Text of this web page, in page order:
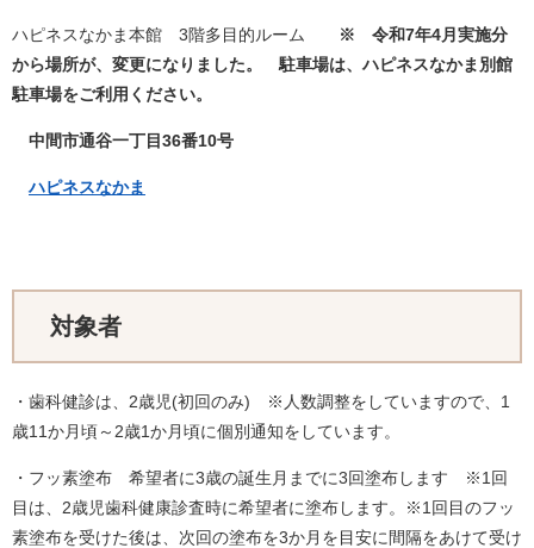
ハピネスなかま本館 3階多目的ルーム
※ 令和7年4月実施分
から場所が、変更になりました。 駐車場は、ハピネスなかま別館
駐車場をご利用ください。
中間市通谷一丁目36番10号
ハピネスなかま
対象者
・歯科健診は、2歳児(初回のみ) ※人数調整をしていますので、1
歳11か月頃～2歳1か月頃に個別通知をしています。
・フッ素塗布 希望者に3歳の誕生月までに3回塗布します ※1回
目は、2歳児歯科健康診査時に希望者に塗布します。※1回目のフッ
素塗布を受けた後は、次回の塗布を3か月を目安に間隔をあけて受け